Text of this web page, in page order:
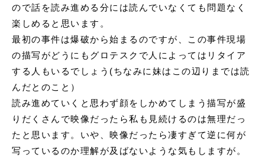
ので話を読み進める分には読んでいなくても問題なく
楽しめると思います。
最初の事件は爆破から始まるのですが、この事件現場
の描写がどうにもグロテスクで人によってはリタイア
する人もいるでしょう(ちなみに妹はこの辺りまでは読
んだとのこと）
読み進めていくと思わず顔をしかめてしまう描写が盛
りだくさんで映像だったら私も見続けるのは無理だっ
たと思います。いや、映像だったら凄すぎて逆に何が
写っているのか理解が及ばないような気もしますが。